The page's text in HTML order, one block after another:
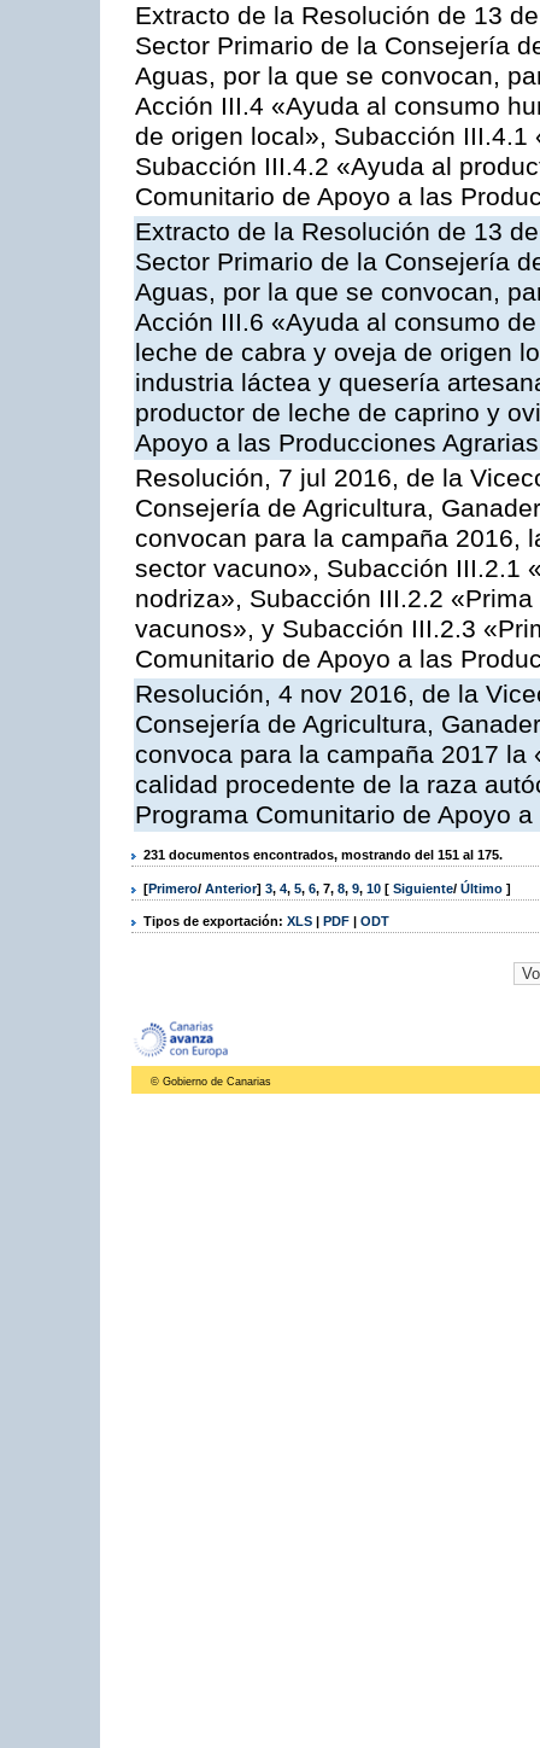
Extracto de la Resolución de 13
Sector Primario de la Consejería
Aguas, por la que se convocan,
Acción III.4 «Ayuda al consumo
de origen local», Subacción
Subacción III.4.2 «Ayuda al
Comunitario de Apoyo a las
Extracto de la Resolución de 13
Sector Primario de la Consejería
Aguas, por la que se convocan,
Acción III.6 «Ayuda al consumo
leche de cabra y oveja de origen
industria láctea y quesería
productor de leche de caprino y
Apoyo a las Producciones
Resolución, 7 jul 2016, de la
Consejería de Agricultura,
convocan para la campaña 2016,
sector vacuno», Subacción III.2.1
nodriza», Subacción III.2.2
vacunos», y Subacción III.2.3
Comunitario de Apoyo a las
Resolución, 4 nov 2016, de la
Consejería de Agricultura,
convoca para la campaña 2017
calidad procedente de la raza
Programa Comunitario de Apoyo
231 documentos encontrados, mostrando del 151 al 175.
[Primero/ Anterior] 3, 4, 5, 6, 7, 8, 9, 10 [ Siguiente/ Último ]
Tipos de exportación: XLS | PDF | ODT
© Gobierno de Canarias